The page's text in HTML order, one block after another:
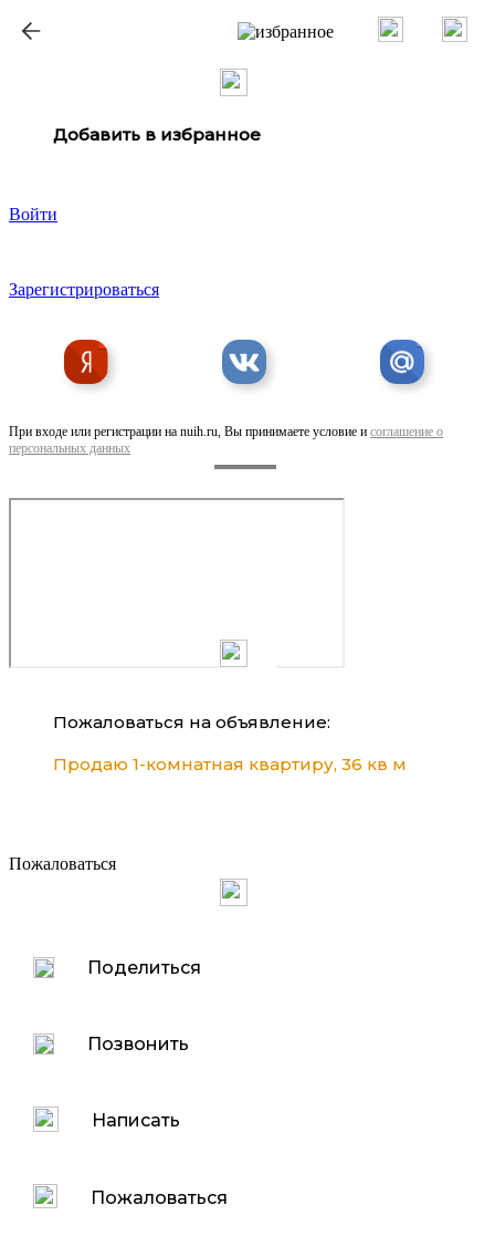
Добавить в избранное
Войти
Зарегистрироваться
При входе или регистрации на nuih.ru, Вы принимаете условие и соглашение о
персональных данных
Пожаловаться на объявление:
Продаю 1-комнатная квартиру, 36 кв м
Пожаловаться
Поделиться
Позвонить
Написать
Пожаловаться